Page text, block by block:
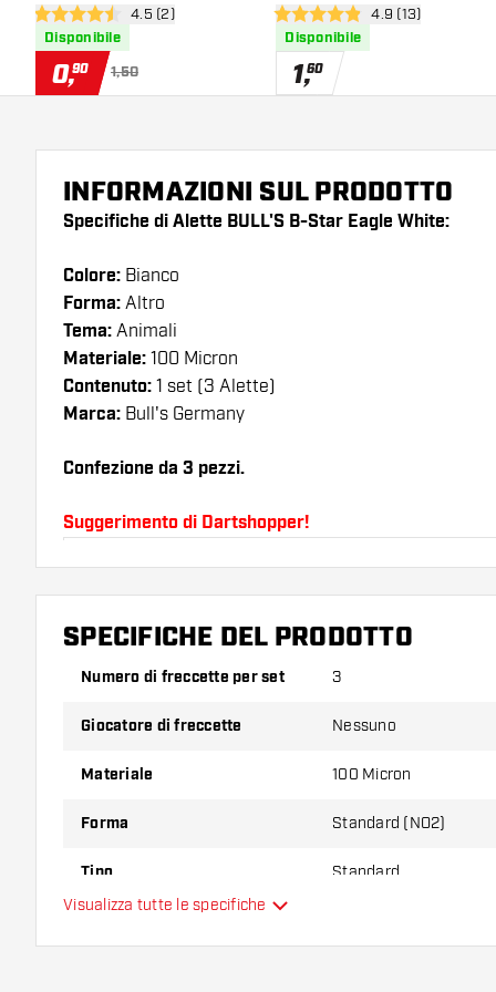
apri pannello recensioni
4.5 stelle di valutazione
4.5 (2)
Disponibile
0,90 1,50
Scoremasterapri pannello
4.9 stelle di valutazione
4.9 (13)
Disponibile
1,60
INFORMAZIONI SUL PRODOTTO
Specifiche di Alette BULL'S B-Star Eagle White:
Colore: Bianco
Forma: Altro
Tema: Animali
Materiale: 100 Micron
Contenuto: 1 set (3 Alette)
Marca: Bull's Germany
Confezione da 3 pezzi.
Suggerimento di Dartshopper!
Assicuratevi di avere a portata di mano un gran
astine. Questi possono danneggiarsi o rompersi
scoprire quale variante vi si addice di più!
SPECIFICHE DEL PRODOTTO
Numero di freccette per set 3
Giocatore di freccette Nessuno
Materiale 100 Micron
Forma Standard (NO2)
Tipo Standard
Visualizza tutte le specifiche